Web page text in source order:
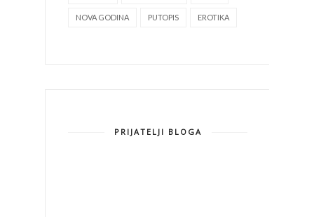
NOVA GODINA PUTOPIS EROTIKA
PRIJATELJI BLOGA